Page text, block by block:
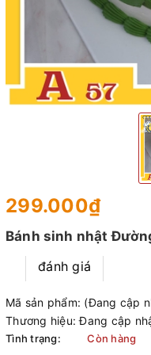
299.000₫
Bánh sinh nhật
đánh giá
Mã sản phẩm: (Đang cập
Thương hiệu: Đang cập
Tình trạng: Còn hàng